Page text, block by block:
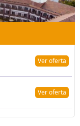
Ver oferta
Ver oferta